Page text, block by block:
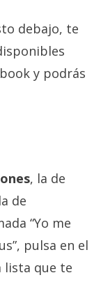
debajo, te
y podrás
, la de
de
“Yo me
pulsa en el
lista que te